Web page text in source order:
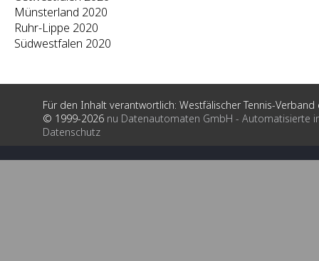
Münsterland 2020
Ruhr-Lippe 2020
Südwestfalen 2020
Für den Inhalt verantwortlich: Westfälischer Tennis-Verband
© 1999-2026 nu Datenautomaten GmbH - Automatisierte
Datenschutz